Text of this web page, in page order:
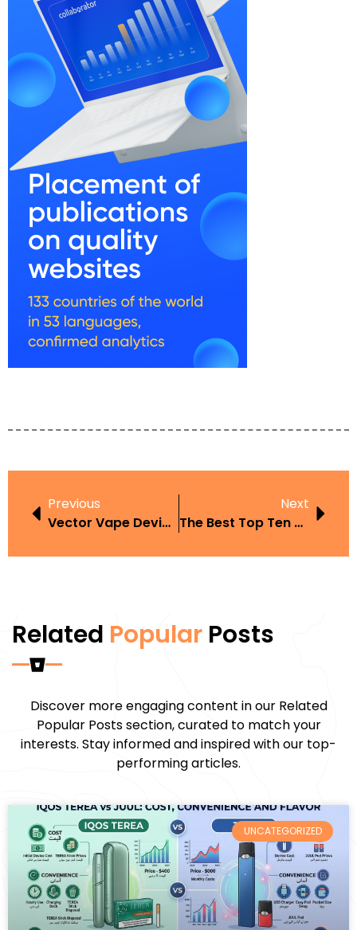
Previous
Vector Vape Device Guide Philippines Performance Coils And Pricing
Next
The Best Top Ten Domain Hosting Services Reviewed & Ranked For The GCC
Related Popular Posts
Discover more engaging content in our Related
Popular Posts section, curated to match your
interests. Stay informed and inspired with our top-
performing articles.
UNCATEGORIZED